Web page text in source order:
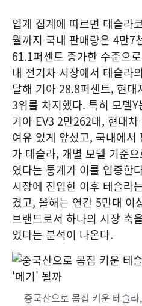
업계 집계에 따르면 테슬라
월까지 국내 판매량은 4만7
61.1퍼센트 증가한 수준으
내 전기차 시장에서 테슬라
달해 기아 28.8퍼센트, 현
3위를 차지했다. 특히 모델
기아 EV3 2만262대, 현대
여유 있게 앞섰고, 국내에
가 테슬라, 개별 모델 기준
였다는 통계가 이를 입증한
시장에 진입한 이후 테슬라
겼고, 올해는 연간 5만대 이
브랜드로서 하나의 시장 축
었다는 분석이 나온다.
중국산으로 몸집 키운 테슬